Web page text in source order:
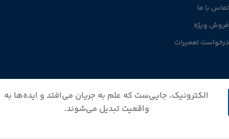
تماس با ما
فروش ویژه
درخواست تعمیرات
الکترونیک، جایی‌ست که علم به جریان می‌افتد و ایده‌ها به
واقعیت تبدیل می‌شوند.